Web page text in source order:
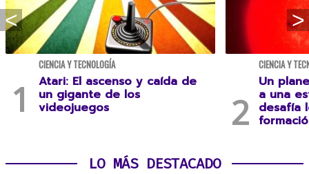
CIENCIA Y TECNOLOGÍA
Atari: El ascenso y caída de
un gigante de los
videojuegos
CIENCIA Y
Un
a una
desafía
LO MÁS DESTACADO